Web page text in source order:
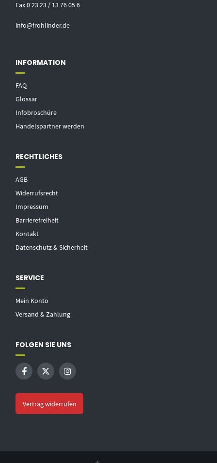
Fax 0 23 23 / 13 76 05 6
info@frohlinder.de
INFORMATION
FAQ
Glossar
Infobroschüre
Handelspartner werden
RECHTLICHES
AGB
Widerrufsrecht
Impressum
Barrierefreiheit
Kontakt
Datenschutz & Sicherheit
SERVICE
Mein Konto
Versand & Zahlung
FOLGEN SIE UNS
Vertrag widerrufen